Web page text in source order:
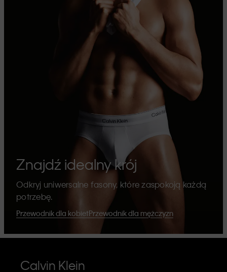
Znajdź idealny krój
Odkryj uniwersalne fasony, które zaspokoją każdą
potrzebę.
Przewodnik dla kobietPrzewodnik dla mężczyzn
Calvin Klein